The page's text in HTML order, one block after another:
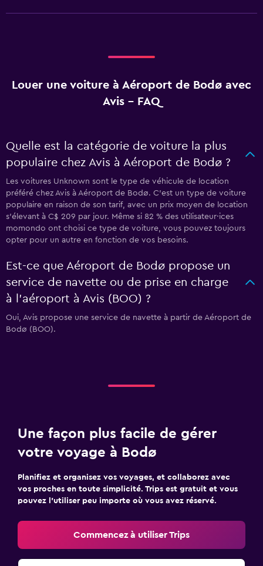
Louer une voiture à Aéroport de Bodø avec
Avis - FAQ
Quelle est la catégorie de voiture la plus
populaire chez Avis à Aéroport de Bodø ?
Les voitures Unknown sont le type de véhicule de location
préféré chez Avis à Aéroport de Bodø. C'est un type de voiture
populaire en raison de son tarif, avec un prix moyen de location
s'élevant à C$ 209 par jour. Même si 82 % des utilisateur·ices
momondo ont choisi ce type de voiture, vous pouvez toujours
opter pour un autre en fonction de vos besoins.
Est-ce que Aéroport de Bodø propose un
service de navette ou de prise en charge
à l’aéroport à Avis (BOO) ?
Oui, Avis propose une service de navette à partir de Aéroport de
Bodø (BOO).
Une façon plus facile de gérer
votre voyage à Bodø
Planifiez et organisez vos voyages, et collaborez avec
vos proches en toute simplicité. Trips est gratuit et vous
pouvez l’utiliser peu importe où vous avez réservé.
Commencez à utiliser Trips